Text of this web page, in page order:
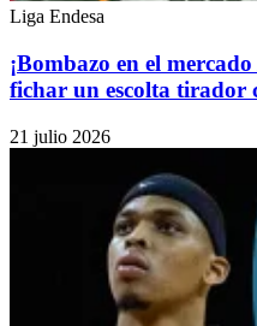
Liga Endesa
¡Bombazo en el
fichar un escolta tirador
21 julio 2026